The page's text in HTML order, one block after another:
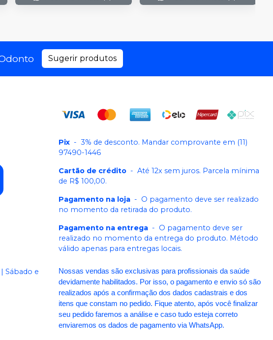
Sugerir produtos
Sábado e
Pix - 3% de desconto. Mandar comprovante em (11)
97490-1446
Cartão de crédito - Até 12x sem juros. Parcela mínima
de R$ 100,00.
Pagamento na loja - O pagamento deve ser realizado
no momento da retirada do produto.
Pagamento na entrega - O pagamento deve ser
realizado no momento da entrega do produto. Método
válido apenas para entregas locais.
Nossas vendas são exclusivas para profissionais da saúde
devidamente habilitados. Por isso, o pagamento e envio só são
realizados após a confirmação dos dados cadastrais e dos
itens que constam no pedido. Fique atento, após você finalizar
seu pedido faremos a análise e caso tudo esteja correto
enviaremos os dados de pagamento via WhatsApp.